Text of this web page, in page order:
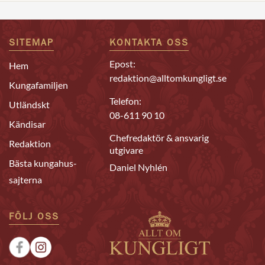
SITEMAP
Hem
Kungafamiljen
Utländskt
Kändisar
Redaktion
Bästa kungahus-
sajterna
KONTAKTA OSS
Epost:
redaktion@alltomkungligt.se
Telefon:
08-611 90 10
Chefredaktör & ansvarig
utgivare
Daniel Nyhlén
FÖLJ OSS